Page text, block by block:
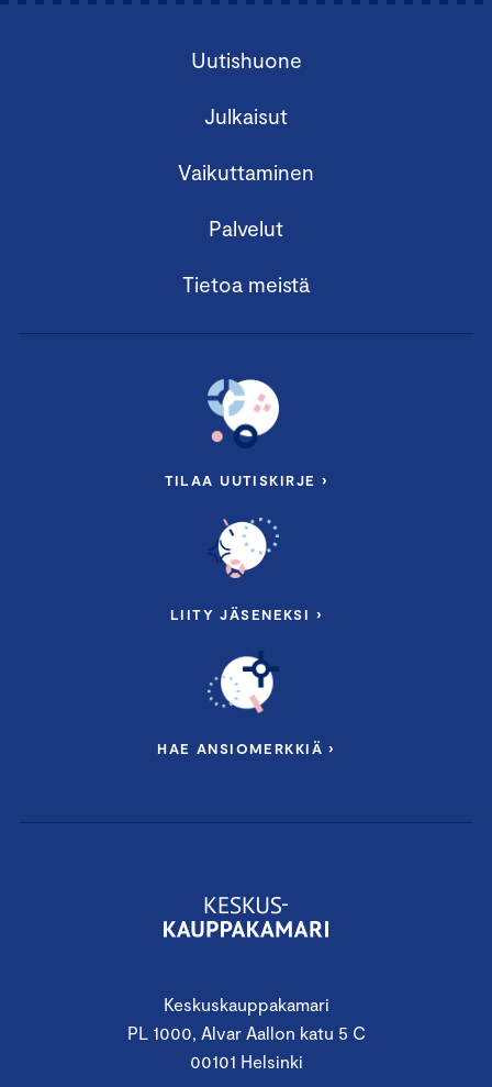
Keskuskauppakamari
PL 1000, Alvar Aallon katu 5 C
00101 Helsinki
Uutishuone
Julkaisut
Vaikuttaminen
Palvelut
Tietoa meistä
TILAA UUTISKIRJE ›
LIITY JÄSENEKSI ›
HAE ANSIOMERKKIÄ ›